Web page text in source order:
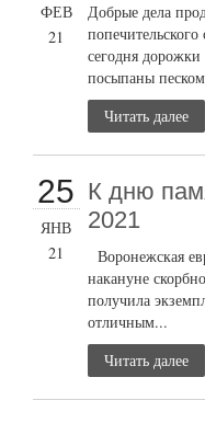
ФЕВ
21
Добрые дела
сегодня
посыпаны
Читать далее
25
ЯНВ
21
К дню
2021
Воронежская
накануне
получила
отличным...
Читать далее